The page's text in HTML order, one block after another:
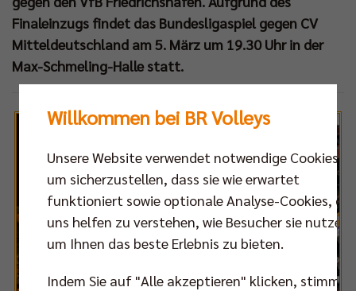
Finaleinzugs findet das Bundesligaspiel gegen CV
Mitteldeutschland am 5. März um 19.30 Uhr in der
Max-Schmeling-Halle statt.
Willkommen bei BR Volleys
Unsere Website verwendet notwendige Cookies,
um sicherzustellen, dass sie wie erwartet
funktioniert sowie optionale Analyse-Cookies, die
uns helfen zu verstehen, wie Besucher sie nutzen,
um Ihnen das beste Erlebnis zu bieten.
Indem Sie auf "Alle akzeptieren" klicken, stimmen